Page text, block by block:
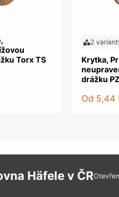
Torx TS
2
Krytka,
drážku
Od 5,44
Häfele v ČR